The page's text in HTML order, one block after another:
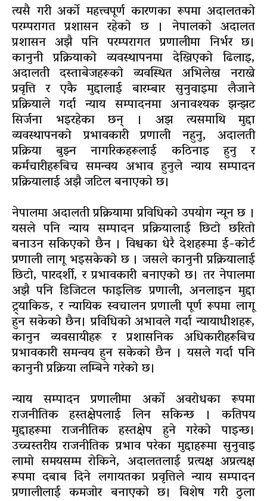
त्यसै गरी अर्को महत्त्वपूर्ण कारणका रूपमा अदालतको
परम्परागत प्रशासन रहेको छ । नेपालको अदालत
प्रशासन अझै पनि परम्परागत प्रणालीमा निर्भर छ।
कानुनी प्रक्रियाको व्यवस्थापनमा देखिएको ढिलाइ,
अदालती दस्ताबेजहरूको व्यवस्थित अभिलेख नराख्ने
प्रवृत्ति र एकै मुद्दालाई बारम्बार सुनुवाइमा लैजाने
प्रक्रियाले गर्दा न्याय सम्पादनमा अनावश्यक झन्झट
सिर्जना भइरहेका छन् । अझ त्यसमाथि मुद्दा
व्यवस्थापनको प्रभावकारी प्रणाली नहुनु, अदालती
प्रक्रिया बुझ्न नागरिकहरूलाई कठिनाइ हुनु र
कर्मचारीहरूबिच समन्वय अभाव हुनुले न्याय सम्पादन
प्रक्रियालाई अझै जटिल बनाएको छ।
नेपालमा अदालती प्रक्रियामा प्रविधिको उपयोग न्यून छ ।
यसले पनि न्याय सम्पादन प्रक्रियालाई छिटो छरितो
बनाउन सकिएको छैन । विश्वका धेरै देशहरूमा ई-कोर्ट
प्रणाली लागू भइसकेको छ । जसले कानुनी प्रक्रियालाई
छिटो, पारदर्शी, र प्रभावकारी बनाएको छ। तर नेपालमा
अझै पनि डिजिटल फाइलिङ प्रणाली, अनलाइन मुद्दा
ट्र्याकिङ, र न्यायिक स्वचालन प्रणाली पूर्ण रूपमा लागू
हुन सकेको छैन। प्रविधिको अभावले गर्दा न्यायाधीशहरू,
कानुन व्यवसायीहरू र प्रशासनिक अधिकारीहरूबिच
प्रभावकारी समन्वय हुन सकेको छैन । यसले गर्दा पनि
कानुनी प्रक्रिया लम्बिने गरेको छ।
न्याय सम्पादन प्रणालीमा अर्को अवरोधका रूपमा
राजनीतिक हस्तक्षेपलाई लिन सकिन्छ । कतिपय
मुद्दाहरूमा राजनीतिक हस्तक्षेप हुने गरेको पाइन्छ।
उच्चस्तरीय राजनीतिक प्रभाव परेका मुद्दाहरूमा सुनुवाइ
लामो समयसम्म रोकिने, अदालतलाई प्रत्यक्ष अप्रत्यक्ष
रूपमा दबाब दिने लगायतका प्रवृत्तिले न्याय सम्पादन
प्रणालीलाई कमजोर बनाएको छ। विशेष गरी ठुला